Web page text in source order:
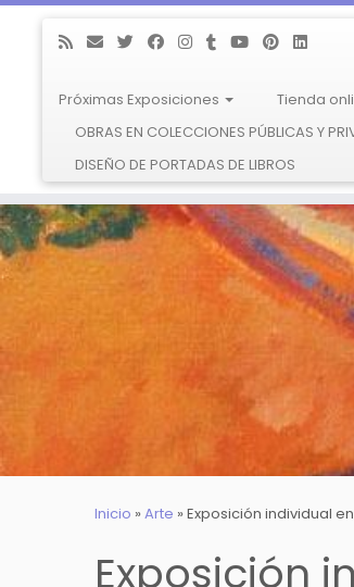
Saltar
al
contenido
Próximas Exposiciones Tienda
OBRAS EN COLECCIONES PÚBLICAS Y
DISEÑO DE PORTADAS DE LIBROS
Inicio » Arte » Exposición individual
Exposición